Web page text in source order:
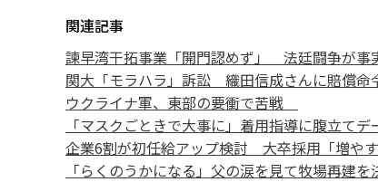
関連記事
諫早湾干拓事業「開門認めず」 法廷闘争が
関大「モラハラ」訴訟 織田信成さんに賠償命
ウクライナ軍、東部の要衝で苦戦
「マスクごときで大事に」着用指導に腹立て
企業6割が初任給アップ検討 大卒採用「増や
「らくのうかになる」父の涙を見て牧場再建を